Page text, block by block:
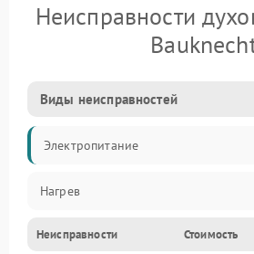
Неисправности
Виды неисправностей
Электропитание
Нагрев
Неисправности Стоимость